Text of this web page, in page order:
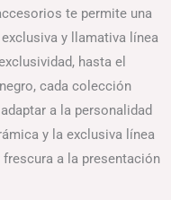
te permite una
y llamativa línea
hasta el
cada colección
a la personalidad
y la exclusiva línea
a la presentación